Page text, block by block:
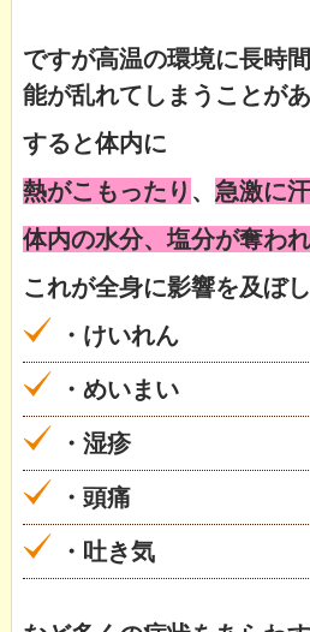
ですが高温の環境に長時
能が乱れてしまうことがあ
すると体内に
熱がこもったり 、 急激に
体内の水分、塩分が奪われ
これが全身に影響を及ぼし
・けいれん
・ めいまい
・湿疹
・頭痛
・吐き気